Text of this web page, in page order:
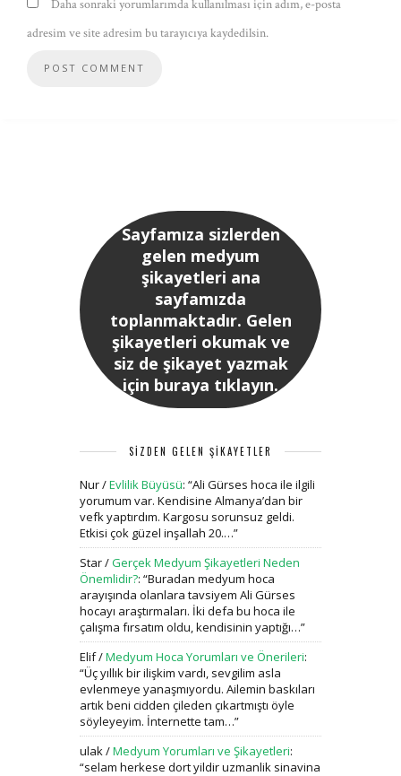
Daha sonraki yorumlarımda kullanılması için adım, e-posta
adresim ve site adresim bu tarayıcıya kaydedilsin.
Sayfamıza sizlerden
gelen medyum
şikayetleri ana
sayfamızda
toplanmaktadır. Gelen
şikayetleri okumak ve
siz de şikayet yazmak
için buraya tıklayın.
SİZDEN GELEN ŞİKAYETLER
Nur/Evlilik Büyüsü: “Ali Gürses hoca ile ilgili
yorumum var. Kendisine Almanya’dan bir
vefk yaptırdım. Kargosu sorunsuz geldi.
Etkisi çok güzel inşallah 20.…”
Star/Gerçek Medyum Şikayetleri Neden
Önemlidir?: “Buradan medyum hoca
arayışında olanlara tavsiyem Ali Gürses
hocayı araştırmaları. İki defa bu hoca ile
çalışma fırsatım oldu, kendisinin yaptığı…”
Elif/Medyum Hoca Yorumları ve Önerileri:
“Üç yıllık bir ilişkim vardı, sevgilim asla
evlenmeye yanaşmıyordu. Ailemin baskıları
artık beni cidden çileden çıkartmıştı öyle
söyleyeyim. İnternette tam…”
ulak/Medyum Yorumları ve Şikayetleri:
“selam herkese dort yildir uzmanlik sinavina